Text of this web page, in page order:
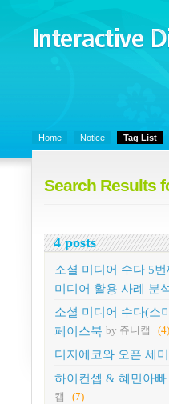
PR 2.0
Home Notice Tag List
Search Results
4 posts
소셜 미디어 수다 5
미디어 활용 사례 분
소셜 미디어 수다(소
페이스북 by 쥬니캡 (4)
디지에코와 오픈 세
하이컨셉 & 혜민아
캡 (7)